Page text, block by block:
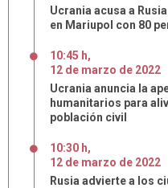
Ucrania acusa a
en Mariupol con 80
10:45 h,
12 de marzo de 2022
Ucrania anuncia la
humanitarios para
población civil
10:30 h,
12 de marzo de 2022
Rusia advierte a los